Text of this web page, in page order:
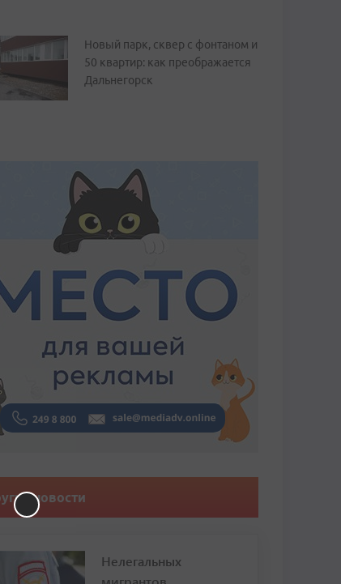
Новый парк, сквер с фонтаном и
50 квартир: как преображается
Дальнегорск
новости
Нелегальных